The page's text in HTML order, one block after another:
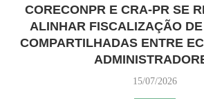
CORECONPR E CRA-PR SE
ALINHAR FISCALIZAÇÃO
COMPARTILHADAS ENTRE
15/07/2026